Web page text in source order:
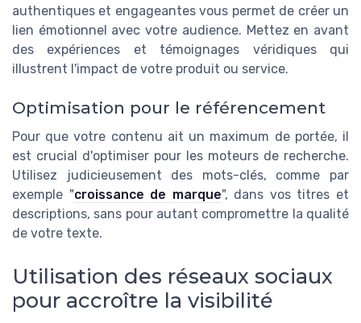
authentiques et engageantes vous permet de créer un
lien émotionnel avec votre audience. Mettez en avant
des expériences et témoignages véridiques qui
illustrent l'impact de votre produit ou service.
Optimisation pour le référencement
Pour que votre contenu ait un maximum de portée, il
est crucial d'optimiser pour les moteurs de recherche.
Utilisez judicieusement des mots-clés, comme par
exemple "croissance de marque", dans vos titres et
descriptions, sans pour autant compromettre la qualité
de votre texte.
Utilisation des réseaux sociaux
pour accroître la visibilité